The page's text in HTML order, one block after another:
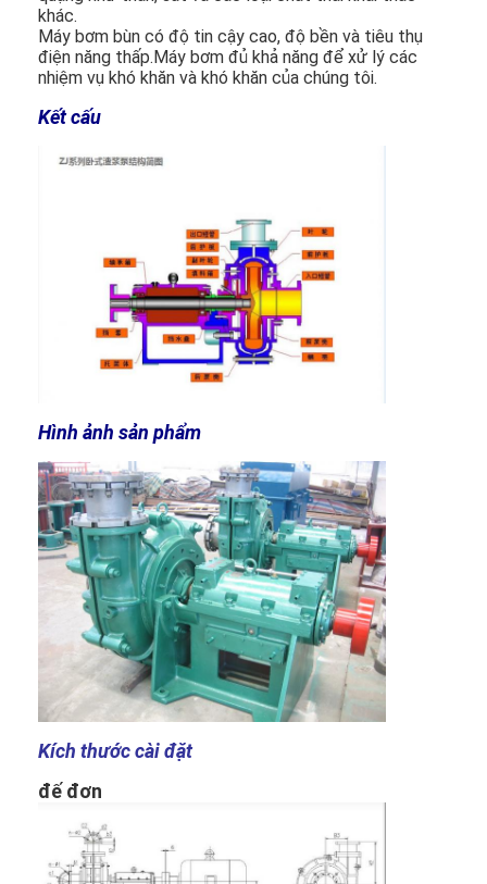
Hướng dẫn VR
Về chúng tôi
Tham quan nhà máy
Kiểm soát chất lượng
Tin tức
Tất cả các trường hợp
Bơm bùn ngang
Bơm bùn trục đứng
Bơm bùn ly tâm
Bơm bùn hạng nặng
Máy bơm nhiệt nguồn nước
Máy bơm nhiệt Hydronic
Máy bơm nhiệt bể bơi
khác.
Máy bơm bùn có độ tin cậy cao, độ bền và tiêu thụ
điện năng thấp.Máy bơm đủ khả năng để xử lý các
nhiệm vụ khó khăn và khó khăn của chúng tôi.
Kết cấu
Hình ảnh sản phẩm
Kích thước cài đặt
đế đơn